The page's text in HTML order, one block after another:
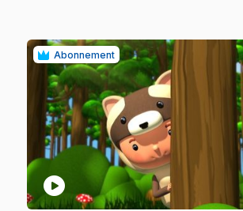
Abonnement
play_circle